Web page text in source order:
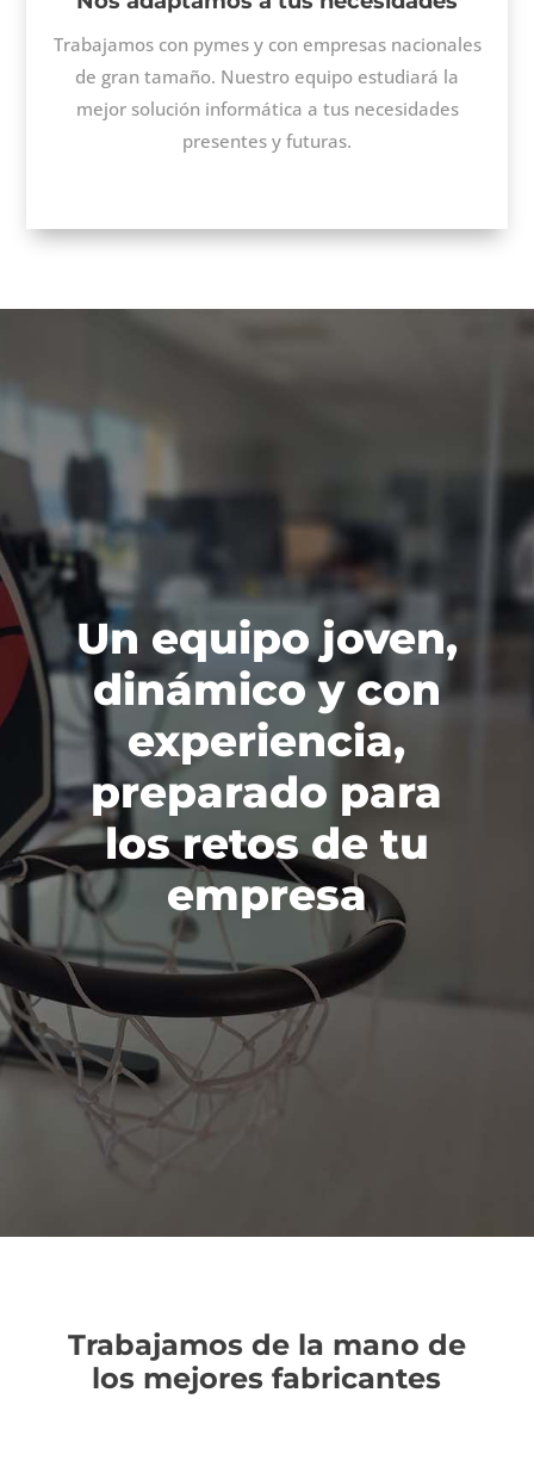
Trabajamos con pymes y con empresas nacionales
de gran tamaño. Nuestro equipo estudiará la
mejor solución informática a tus necesidades
presentes y futuras.
Un equipo joven,
dinámico y con
experiencia,
preparado para
los retos de tu
empresa
Trabajamos de la mano de
los mejores fabricantes